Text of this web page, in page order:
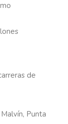
de
Punta